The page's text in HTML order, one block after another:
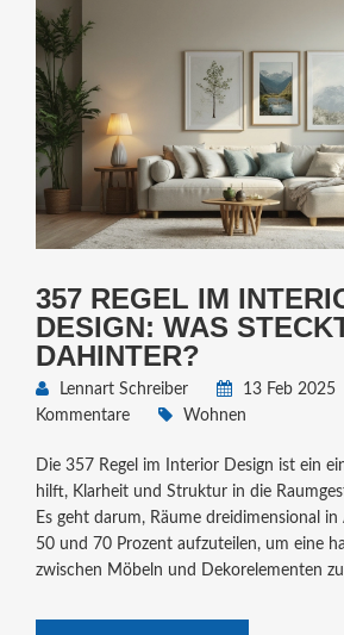
357 REGEL IM
DESIGN: WAS
DAHINTER?
Lennart Schreiber 13 Feb 2025
Kommentare
Wohnen
Die 357 Regel im Interior Design ist ein
hilft, Klarheit und Struktur in die
Es geht darum, Räume dreidimensional
50 und 70 Prozent aufzuteilen, um eine
zwischen Möbeln und Dekorelementen
auszugleichen, sodass der Raum